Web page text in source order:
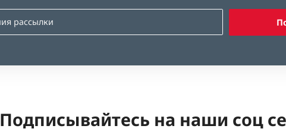
Подписывайтесь на наши соц